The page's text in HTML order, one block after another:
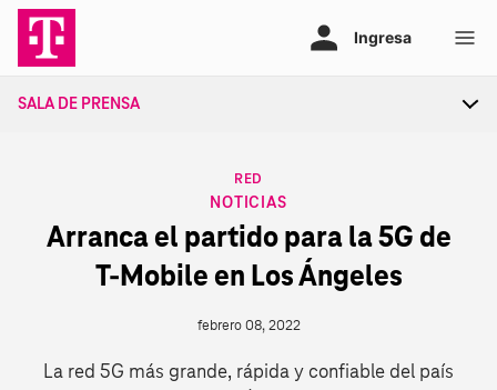
contenido
SALA DE PRENSA
RED
NOTICIAS
Arranca el partido para la 5G de
T‑Mobile en Los Ángeles
febrero 08, 2022
La red 5G más grande, rápida y confiable del país